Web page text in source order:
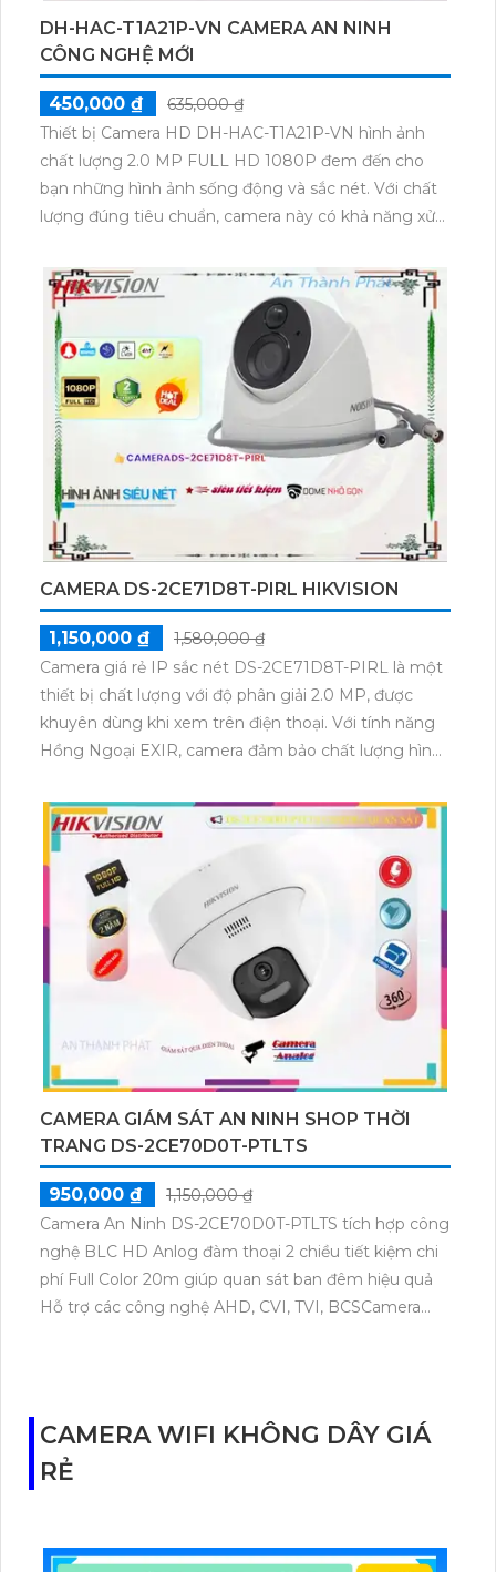
DH-HAC-T1A21P-VN CAMERA AN NINH
CÔNG NGHỆ MỚI
450,000 ₫
635,000 ₫
Thiết bị Camera HD DH-HAC-T1A21P-VN hình ảnh
chất lượng 2.0 MP FULL HD 1080P đem đến cho
bạn những hình ảnh sống động và sắc nét. Với chất
lượng đúng tiêu chuẩn, camera này có khả năng xử
Ngoại Smart IR. Đặc biệt, việc giám sát ban đêm
cũng được tối ưu hơn nhờ tính năng Hồng Ngoại
Smart IR. Sản phẩm sử dụng công nghệ chip xử lý
hình ảnh CMOS, cho phép thu hình ảnh màu đẹp
hơn. Được thiết kế với công nghệ mới nhất là AHD
CVI TVI BCS, camera này đảm bảo sắc nét và ổn
định. Và điều tuyệt vời nhất là giá rẻ, rất phù hợp với
ngân sách của bạn.
CAMERA DS-2CE71D8T-PIRL HIKVISION
1,150,000 ₫
1,580,000 ₫
Camera giá rẻ IP sắc nét DS-2CE71D8T-PIRL là một
thiết bị chất lượng với độ phân giải 2.0 MP, được
khuyên dùng khi xem trên điện thoại. Với tính năng
Hồng Ngoại EXIR, camera đảm bảo chất lượng hình
giám sát cửa hàng, gia đình, căn hộ. Camera Dome
Plastic IP dễ dàng nâng cấp hệ thống camera. Ngoài
ra, tính năng báo động chuyển động thông minh
cũng là điểm nổi bật của camera này.
CAMERA GIÁM SÁT AN NINH SHOP THỜI
TRANG DS-2CE70D0T-PTLTS
950,000 ₫
1,150,000 ₫
Camera An Ninh DS-2CE70D0T-PTLTS tích hợp công
nghệ BLC HD Anlog đàm thoại 2 chiều tiết kiệm chi
phí Full Color 20m giúp quan sát ban đêm hiệu quả
Hỗ trợ các công nghệ AHD, CVI, TVI, BCSCamera
khó khăn. Được trang bị công nghệ HD, mang lại
hình ảnh chất lượng cao. Camera còn tích hợp micro
phát âm thanh rõ ràng và loa tích hợp, giúp thu âm
CAMERA WIFI KHÔNG DÂY GIÁ
RẺ